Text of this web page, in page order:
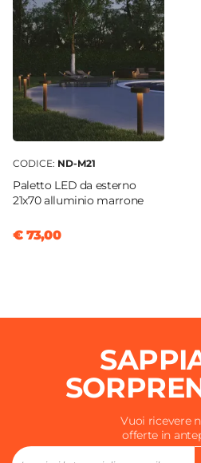
CODICE: ND-M21
Paletto LED da esterno
21x70 alluminio marrone
€ 73,00
Vuoi ricevere
offerte in